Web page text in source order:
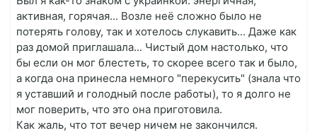
активная, горячая... Возле неё сложно было не
потерять голову, так и хотелось слукавить... Даже как
раз домой приглашала... Чистый дом настолько, что
бы если он мог блестеть, то скорее всего так и было,
а когда она принесла немного "перекусить" (знала что
я уставший и голодный после работы), то я долго не
мог поверить, что это она приготовила.
Как жаль, что тот вечер ничем не закончился.